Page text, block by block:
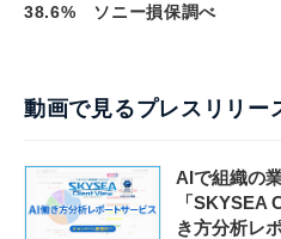
38.6% ソニー損保調べ
動画で見るプレスリリー
AIで組織の
「SKYSEA
き方分析レ